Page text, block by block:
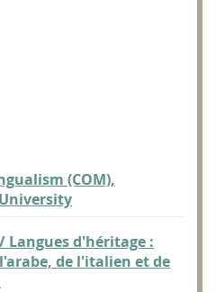
(COM),
Langues d'héritage :
de l'italien et de